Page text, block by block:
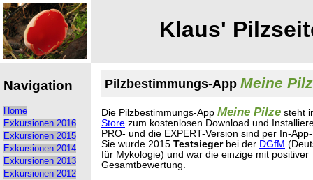
Klaus'
Navigation
Home
Exkursionen 2016
Exkursionen 2015
Exkursionen 2014
Exkursionen 2013
Exkursionen 2012
Pilzbestimmungs-App Meine
Die Pilzbestimmungs-App Meine Pilze steht
Store zum kostenlosen Download und
PRO- und die EXPERT-Version sind per In-
Sie wurde 2015 Testsiegerbei der DGfM
für Mykologie) und war die einzige mit positiver
Gesamtbewertung.